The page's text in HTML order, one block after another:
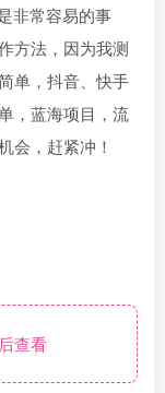
非常容易的事
方法，因为我测
单，抖音、快手
，蓝海项目，流
会，赶紧冲！
查看